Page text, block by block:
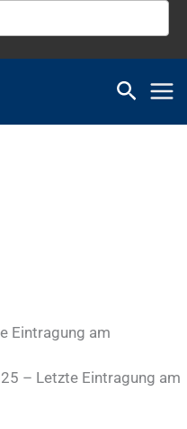
Eintragung am
– Letzte Eintragung am